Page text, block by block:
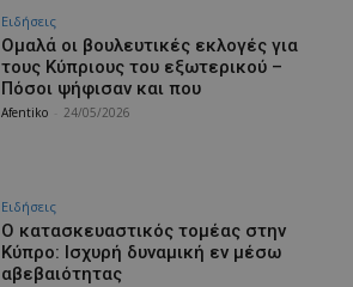
Ειδήσεις
Ομαλά οι βουλευτικές εκλογές για
τους Κύπριους του εξωτερικού –
Πόσοι ψήφισαν και που
Afentiko 24/05/2026
Ειδήσεις
Ο κατασκευαστικός τομέας στην
Κύπρο: Ισχυρή δυναμική εν μέσω
αβεβαιότητας